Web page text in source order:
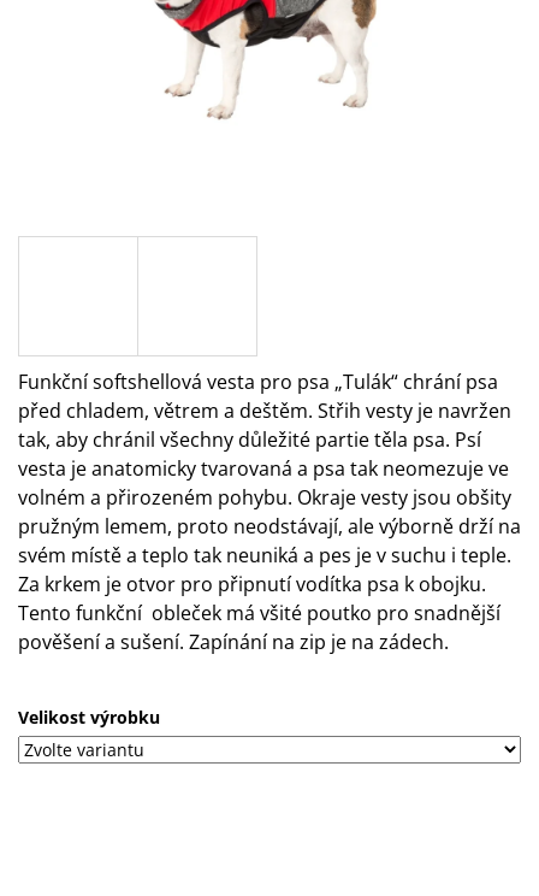
Funkční softshellová vesta pro psa „Tulák“ chrání psa
před chladem, větrem a deštěm. Střih vesty je navržen
tak, aby chránil všechny důležité partie těla psa. Psí
vesta je anatomicky tvarovaná a psa tak neomezuje ve
volném a přirozeném pohybu. Okraje vesty jsou obšity
pružným lemem, proto neodstávají, ale výborně drží na
svém místě a teplo tak neuniká a pes je v suchu i teple.
Za krkem je otvor pro připnutí vodítka psa k obojku.
Tento funkční obleček má všité poutko pro snadnější
pověšení a sušení. Zapínání na zip je na zádech.
Velikost výrobku
D
O
P
O
R
U
Č
U
J
E
M
E
TYČINKY
Z
HOVĚZÍ
KŮŽE